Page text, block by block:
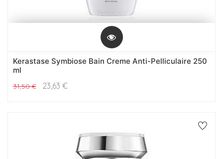
Kerastase Symbiose Bain Creme Anti-Pelliculaire 250
ml
31,50€ 23,63 €